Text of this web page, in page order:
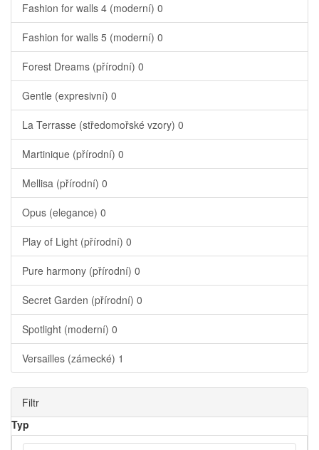
Fashion for walls 4 (moderní) 0
Fashion for walls 5 (moderní) 0
Forest Dreams (přírodní) 0
Gentle (expresivní) 0
La Terrasse (středomořské vzory) 0
Martinique (přírodní) 0
Mellisa (přírodní) 0
Opus (elegance) 0
Play of Light (přírodní) 0
Pure harmony (přírodní) 0
Secret Garden (přírodní) 0
Spotlight (moderní) 0
Versailles (zámecké) 1
Filtr
Typ